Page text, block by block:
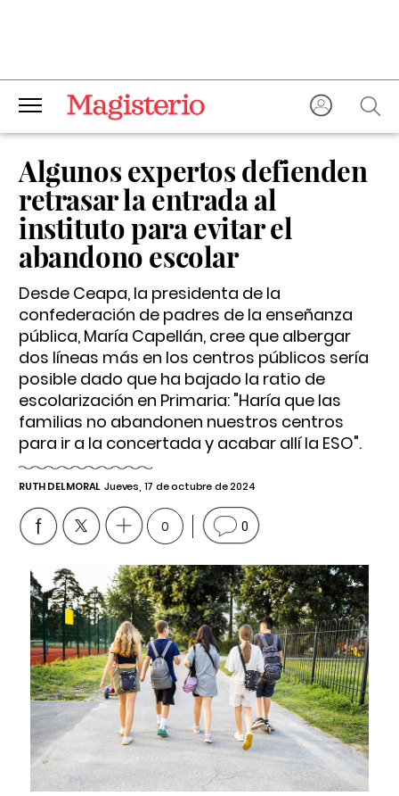
Algunos expertos defienden
retrasar la entrada al
instituto para evitar el
abandono escolar
Desde Ceapa, la presidenta de la
confederación de padres de la enseñanza
pública, María Capellán, cree que albergar
dos líneas más en los centros públicos sería
posible dado que ha bajado la ratio de
escolarización en Primaria: "Haría que las
familias no abandonen nuestros centros
para ir a la concertada y acabar allí la ESO".
RUTH DEL MORAL Jueves, 17 de octubre de 2024
0 0